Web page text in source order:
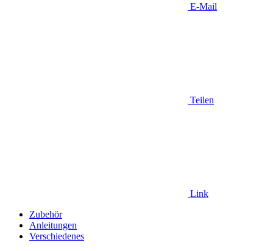
E-Mail
Teilen
Link
Zubehör
Anleitungen
Verschiedenes